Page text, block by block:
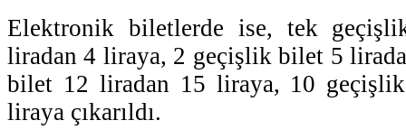
Elektronik biletlerde ise, tek
liradan 4 liraya, 2 geçişlik bilet 5
bilet 12 liradan 15 liraya, 10
liraya çıkarıldı.